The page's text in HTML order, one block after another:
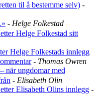
til å bestemme selv) -
- Helge Folkestad
Helge Folkestad sitt
Helge Folkestads innlegg
- Thomas Owren
när ungdomar med
- Elisabeth Olin
Elisabeth Olins innlegg -